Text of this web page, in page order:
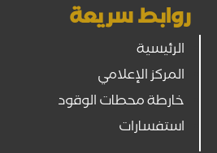
روابط سريعة
الرئيسية
المركز الإعلامي
خارطة محطات الوقود
استفسارات